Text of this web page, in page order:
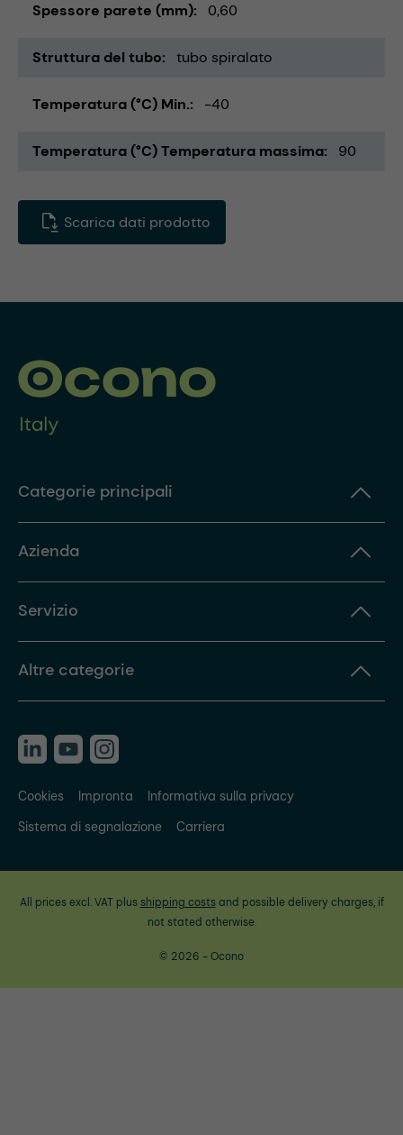
Spessore parete (mm) 0,60
Struttura del tubo tubo spiralato
Temperatura (°C) Min. -40
Temperatura (°C) Temperatura massima 90
Scarica dati prodotto
Categorie principali
Azienda
Servizio
Altre categorie
Cookies Impronta
Informativa sulla privacy
Sistema di segnalazione
Carriera
All prices excl. VAT plus shipping costsand possible delivery charges, if
not stated otherwise.
© 2026 - Ocono